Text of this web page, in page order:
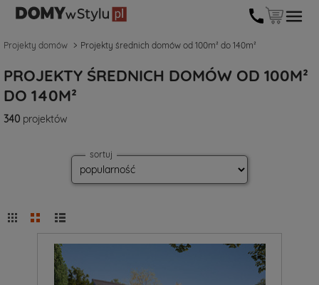
Projekty domów Projekty średnich domów od 100m² do 140m²
PROJEKTY ŚREDNICH DOMÓW OD 100M²
DO 140M²
340 projektów
sortuj